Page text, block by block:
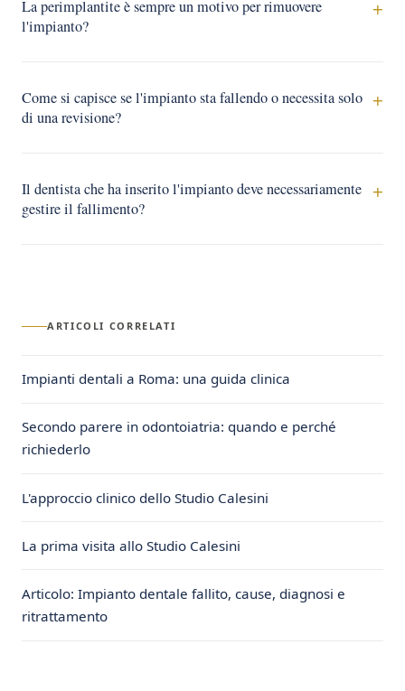
La perimplantite è sempre un motivo per rimuovere
l'impianto?
Come si capisce se l'impianto sta fallendo o necessita solo
di una revisione?
Il dentista che ha inserito l'impianto deve necessariamente
gestire il fallimento?
ARTICOLI CORRELATI
Impianti dentali a Roma: una guida clinica
Secondo parere in odontoiatria: quando e perché
richiederlo
L'approccio clinico dello Studio Calesini
La prima visita allo Studio Calesini
Articolo: Impianto dentale fallito, cause, diagnosi e
ritrattamento